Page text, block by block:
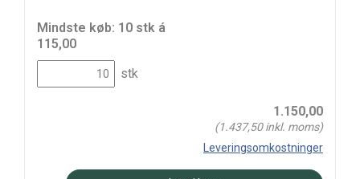
Mindste køb: 10 stk á
115,00
stk
1.150,00
(1.437,50inkl. moms)
Leveringsomkostninger